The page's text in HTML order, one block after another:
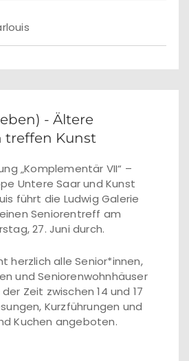
- Ältere
treffen Kunst
„Komplementär VII“ –
Untere Saar und Kunst
führt die Ludwig Galerie
Seniorentreff am
27. Juni durch.
herzlich alle Senior*innen,
und Seniorenwohnhäuser
Zeit zwischen 14 und 17
Kurzführungen und
Kuchen angeboten.